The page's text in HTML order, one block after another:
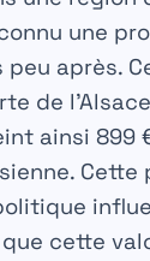
une
après.
de
ainsi 899
cette